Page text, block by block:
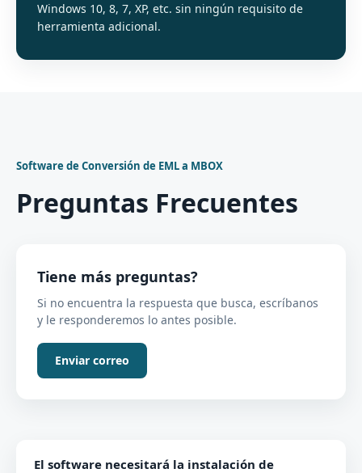
Windows 10, 8, 7, XP, etc. sin ningún requisito de
herramienta adicional.
Software de Conversión de EML a MBOX
Preguntas Frecuentes
Tiene más preguntas?
Si no encuentra la respuesta que busca, escríbanos
y le responderemos lo antes posible.
Enviar correo
El software necesitará la instalación de